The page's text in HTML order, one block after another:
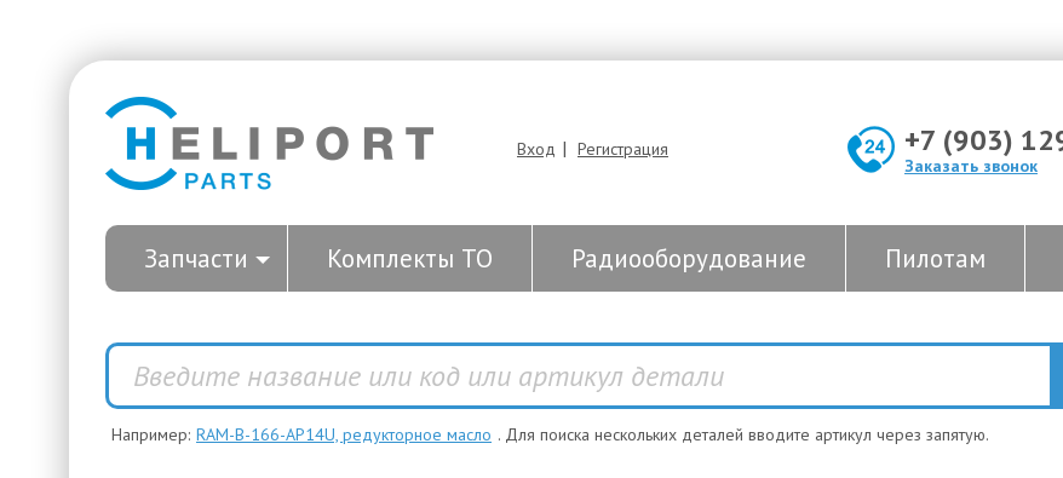
Вход | Регистрация +7 (903)
Заказать звонок
Запчасти Комплекты ТО Радиооборудование Пилотам
Например: RAM-B-166-AP14U, редукторное масло . Для поиска нескольких деталей вводите артикул через запятую.